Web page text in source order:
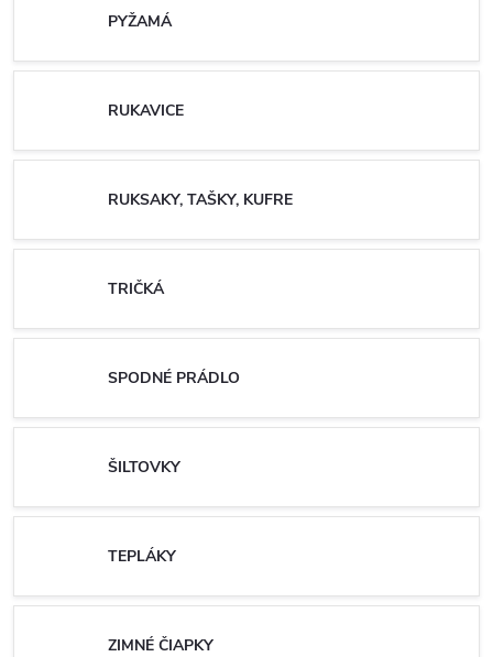
PYŽAMÁ
RUKAVICE
RUKSAKY, TAŠKY, KUFRE
TRIČKÁ
SPODNÉ PRÁDLO
ŠILTOVKY
TEPLÁKY
ZIMNÉ ČIAPKY